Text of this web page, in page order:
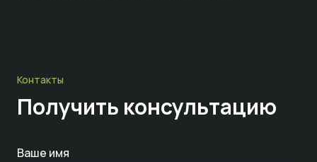
Контакты
Получить консультацию
Ваше имя